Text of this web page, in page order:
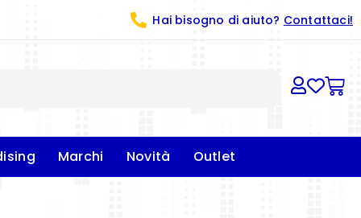
Hai bisogno di aiuto? Contattaci!
Marchi Novità Outlet